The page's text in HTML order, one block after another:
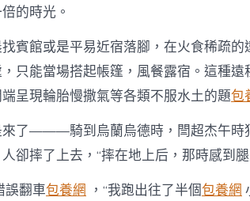
的時光。
賓館或是平易近宿落腳，在火食稀疏的
只能當場搭起帳篷，風餐露宿。這種遠
呈現輪胎慢撒氣等各類不服水土的題包
來了———騎到烏蘭烏德時，閆超杰午時
卻摔了上去，“摔在地上后，那時感到腿
誤翻車包養網 ，“我跑出往了半個包養網